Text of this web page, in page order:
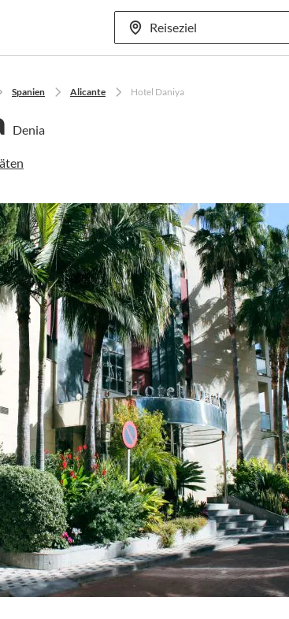
Mehr als 70 Standorte 97,8%
Spanien Alicante Hotel Daniya
Denia